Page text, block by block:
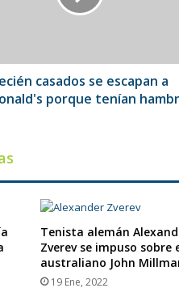
casados se escapan a
porque tenían
Tenista alemán
Zverev se impuso sobre
australiano John
19 Ene, 2022